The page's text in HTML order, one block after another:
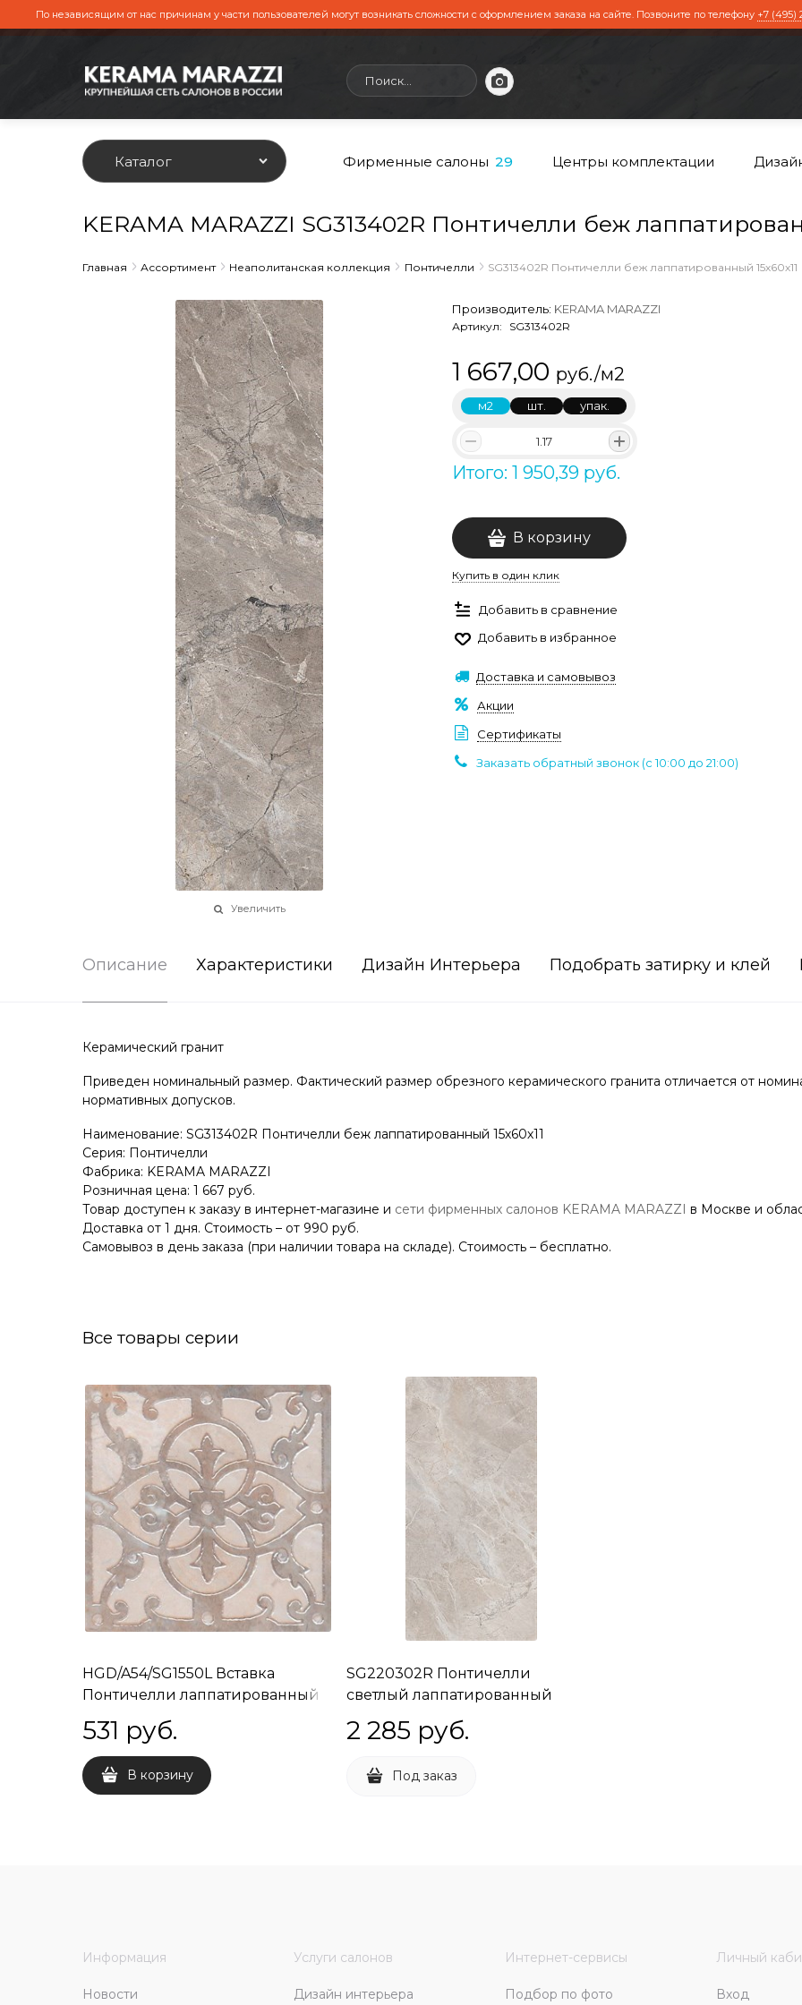
По независящим от нас причинам у части пользователей могут возникать сложности с оформлением заказа на сайте. Позвоните по телефону +7 (495)
Каталог Фирменные салоны 29 Центры комплектации
KERAMA MARAZZI SG313402R Понтичелли беж
Главная Ассортимент Неаполитанская коллекция Понтичелли SG313402R Понтичелли беж лаппатированный 15х60х11
Увеличить
Производитель: KERAMA MARAZZI
Артикул: SG313402R
1 667,00 руб./м2
м2 шт. упак.
Итого: 1 950,39 руб.
В корзину
Купить в один клик
Добавить в сравнение
Добавить в избранное
Доставка и самовывоз
Акции
Сертификаты
Заказать обратный звонок (c 10:00 до 21:00)
Описание Характеристики Дизайн Интерьера Подобрать затирку и клей
Керамический гранит
Приведен номинальный размер. Фактический размер обрезного керамического гранита отличается от
нормативных допусков.
Наименование: SG313402R Понтичелли беж лаппатированный 15х60х11
Серия: Понтичелли
Фабрика: KERAMA MARAZZI
Розничная цена: 1 667 руб.
Товар доступен к заказу в интернет-магазине и сети фирменных салонов KERAMA MARAZZI в Москве и
Доставка от 1 дня. Стоимость – от 990 руб.
Самовывоз в день заказа (при наличии товара на складе). Стоимость – бесплатно.
Все товары серии
HGD/A54/SG1550L Вставка
Понтичелли лаппатированный
531 руб.
В корзину
SG220302R Понтичелли
светлый лаппатированный
2 285 руб.
Под заказ
Информация
Новости
Услуги салонов
Дизайн интерьера
Интернет-сервисы
Подбор по фото
Личный
Вход